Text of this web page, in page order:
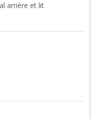
arrière et lit